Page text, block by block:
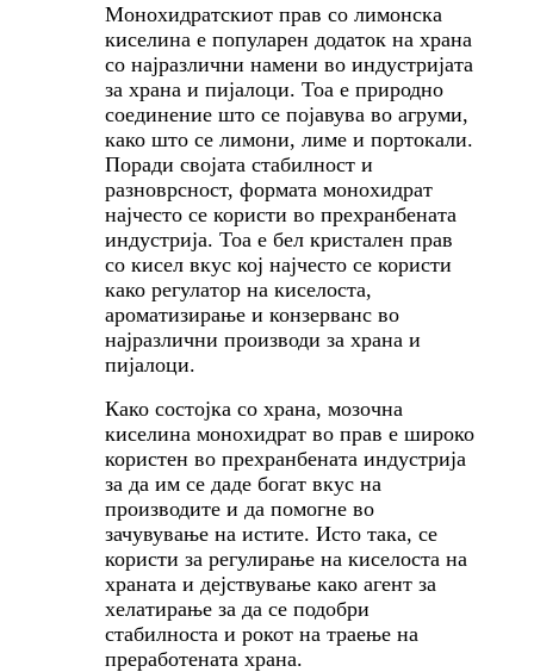
Монохидратскиот прав со лимонска
киселина е популарен додаток на храна
со најразлични намени во индустријата
за храна и пијалоци. Тоа е природно
соединение што се појавува во агруми,
како што се лимони, лиме и портокали.
Поради својата стабилност и
разноврсност, формата монохидрат
најчесто се користи во прехранбената
индустрија. Тоа е бел кристален прав
со кисел вкус кој најчесто се користи
како регулатор на киселоста,
ароматизирање и конзерванс во
најразлични производи за храна и
пијалоци.
Како состојка со храна, мозочна
киселина монохидрат во прав е широко
користен во прехранбената индустрија
за да им се даде богат вкус на
производите и да помогне во
зачувување на истите. Исто така, се
користи за регулирање на киселоста на
храната и дејствување како агент за
хелатирање за да се подобри
стабилноста и рокот на траење на
преработената храна.